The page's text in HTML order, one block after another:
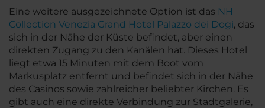
Eine weitere ausgezeichnete Option ist das NH
Collection Venezia Grand Hotel Palazzo dei Dogi, das
sich in der Nähe der Küste befindet, aber einen
direkten Zugang zu den Kanälen hat. Dieses Hotel
liegt etwa 15 Minuten mit dem Boot vom
Markusplatz entfernt und befindet sich in der Nähe
des Casinos sowie zahlreicher beliebter Kirchen. Es
gibt auch eine direkte Verbindung zur Stadtgalerie,